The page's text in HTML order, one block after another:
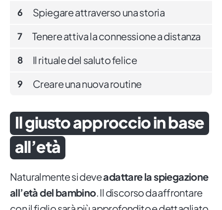
6 Spiegare attraverso una storia
7 Tenere attiva la connessione a distanza
8 Il rituale del saluto felice
9 Creare una nuova routine
Il giusto approccio in base
all’età
Naturalmente si deveadattare la spiegazione
all’età del bambino. Il discorso da affrontare